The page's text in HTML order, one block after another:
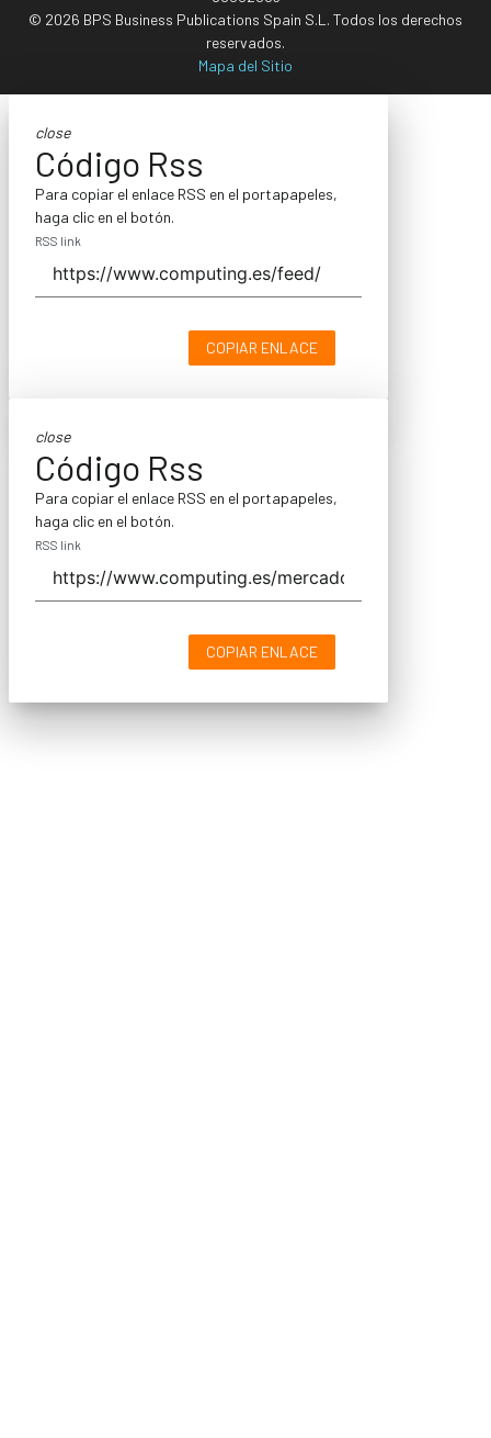
© 2026 BPS Business Publications Spain S.L. Todos los derechos
reservados.
Mapa del Sitio
close
Código Rss
Para copiar el enlace RSS en el portapapeles,
haga clic en el botón.
RSS link
COPIAR ENLACE
close
Código Rss
Para copiar el enlace RSS en el portapapeles,
haga clic en el botón.
RSS link
COPIAR ENLACE